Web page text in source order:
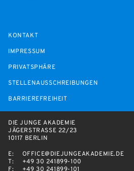
KONTAKT
IMPRESSUM
PRIVATSPHÄRE
STELLENAUSSCHREIBUNGEN
BARRIEREFREIHEIT
DIE JUNGE AKADEMIE
JÄGERSTRASSE 22/23
10117 BERLIN
E:
OFFICE@DIEJUNGEAKADEMIE.DE
T:
+49 30 241899-100